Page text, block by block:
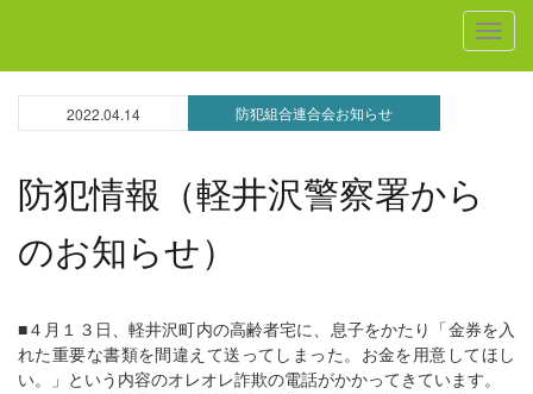
2022.04.14 防犯組合連合会お知らせ
防犯情報（軽井沢警察署から
のお知らせ）
■４月１３日、軽井沢町内の高齢者宅に、息子をかたり「金券を入
れた重要な書類を間違えて送ってしまった。お金を用意してほし
い。」という内容のオレオレ詐欺の電話がかかってきています。